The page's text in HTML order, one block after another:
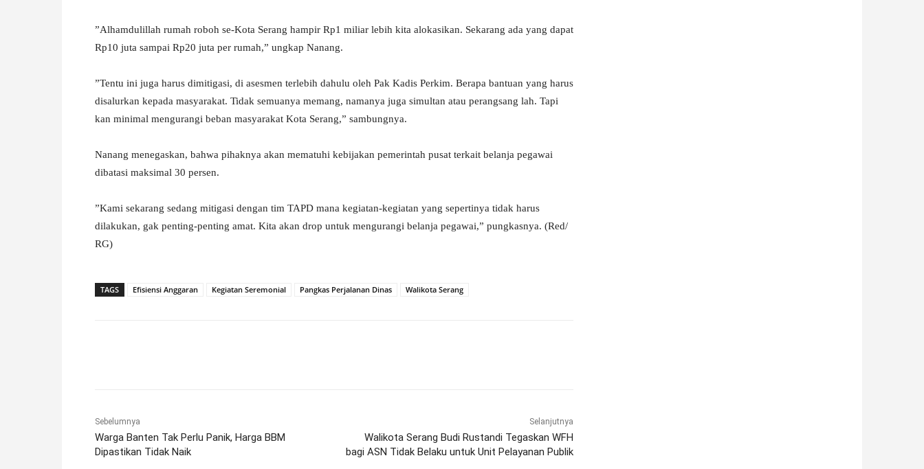
‎”Alhamdulillah rumah roboh se-Kota Serang hampir Rp1 miliar lebih kita alokasikan. Sekarang ada yang dapat
Rp10 juta sampai Rp20 juta per rumah,” ungkap Nanang.
‎”Tentu ini juga harus dimitigasi, di asesmen terlebih dahulu oleh Pak Kadis Perkim. Berapa bantuan yang harus
disalurkan kepada masyarakat. Tidak semuanya memang, namanya juga simultan atau perangsang lah. Tapi
kan minimal mengurangi beban masyarakat Kota Serang,” sambungnya.
‎Nanang menegaskan, bahwa pihaknya akan mematuhi kebijakan pemerintah pusat terkait belanja pegawai
dibatasi maksimal 30 persen.
‎”Kami sekarang sedang mitigasi dengan tim TAPD mana kegiatan-kegiatan yang sepertinya tidak harus
dilakukan, gak penting-penting amat. Kita akan drop untuk mengurangi belanja pegawai,” pungkasnya. (Red/
RG)
TAGS Efisiensi Anggaran Kegiatan Seremonial Pangkas Perjalanan Dinas Walikota Serang
Sebelumnya
Warga Banten Tak Perlu Panik, Harga BBM
Dipastikan Tidak Naik
Selanjutnya
Walikota Serang Budi Rustandi Tegaskan WFH
bagi ASN Tidak Belaku untuk Unit Pelayanan Publik